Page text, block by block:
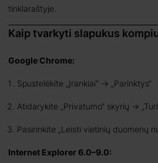
tinklaraštyje.
Kaip tvarkyti slapukus
Google Chrome:
Spustelėkite „Įrankiai“ -> „Parinktys“
Atidarykite „Privatumo“ skyrių ->
Pasirinkite „Leisti vietinių duomenų
Internet Explorer 6.0–9.0: